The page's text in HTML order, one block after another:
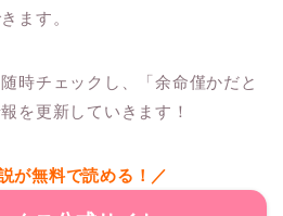
ます。
時チェックし、「余命僅かだと
を更新していきます！
が無料で読める！／